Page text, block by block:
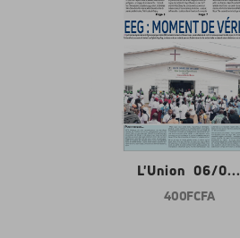
L'Union 06/0...
400 FCFA